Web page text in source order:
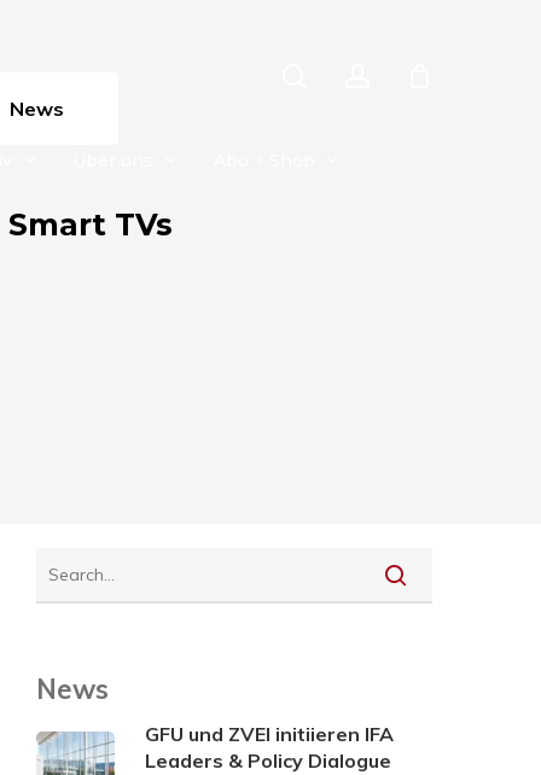
News
TVs
News
GFU und ZVEI initiieren IFA
Leaders & Policy Dialogue